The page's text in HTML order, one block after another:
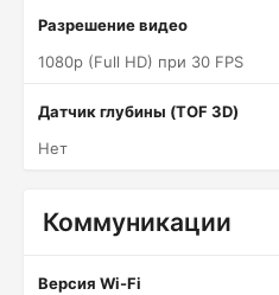
Разрешение видео
1080p (Full HD) при 30 FPS
Датчик глубины (TOF 3D)
Нет
Коммуникации
Версия Wi-Fi